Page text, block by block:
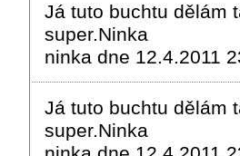
Já tuto buchtu dělám
super.Ninka
ninka dne 12.4.2011
Já tuto buchtu dělám
super.Ninka